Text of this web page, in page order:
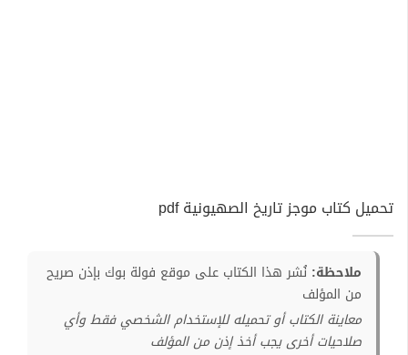
تحميل كتاب موجز تاريخ الصهيونية pdf
ملاحظة: نُشر هذا الكتاب على موقع فولة بوك بإذن صريح
من المؤلف
معاينة الكتاب أو تحميله للإستخدام الشخصي فقط وأي
صلاحيات أخرى يجب أخذ إذن من المؤلف